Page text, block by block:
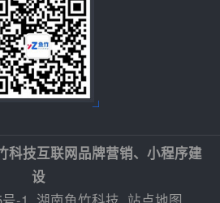
科技互联网品牌营销、小程序建
设